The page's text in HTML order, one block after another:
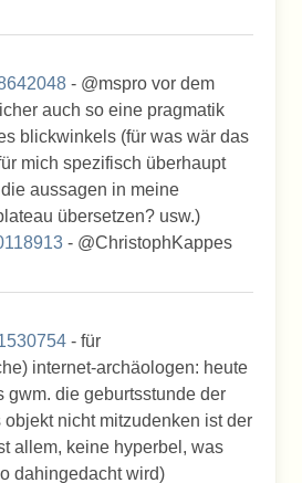
- @mspro vor dem
auch so eine pragmatik
blickwinkels (für was wär das
mich spezifisch überhaupt
aussagen in meine
übersetzen? usw.)
- @ChristophKappes
- für
internet-archäologen: heute
gwm. die geburtsstunde der
nicht mitzudenken ist der
allem, keine hyperbel, was
dahingedacht wird)